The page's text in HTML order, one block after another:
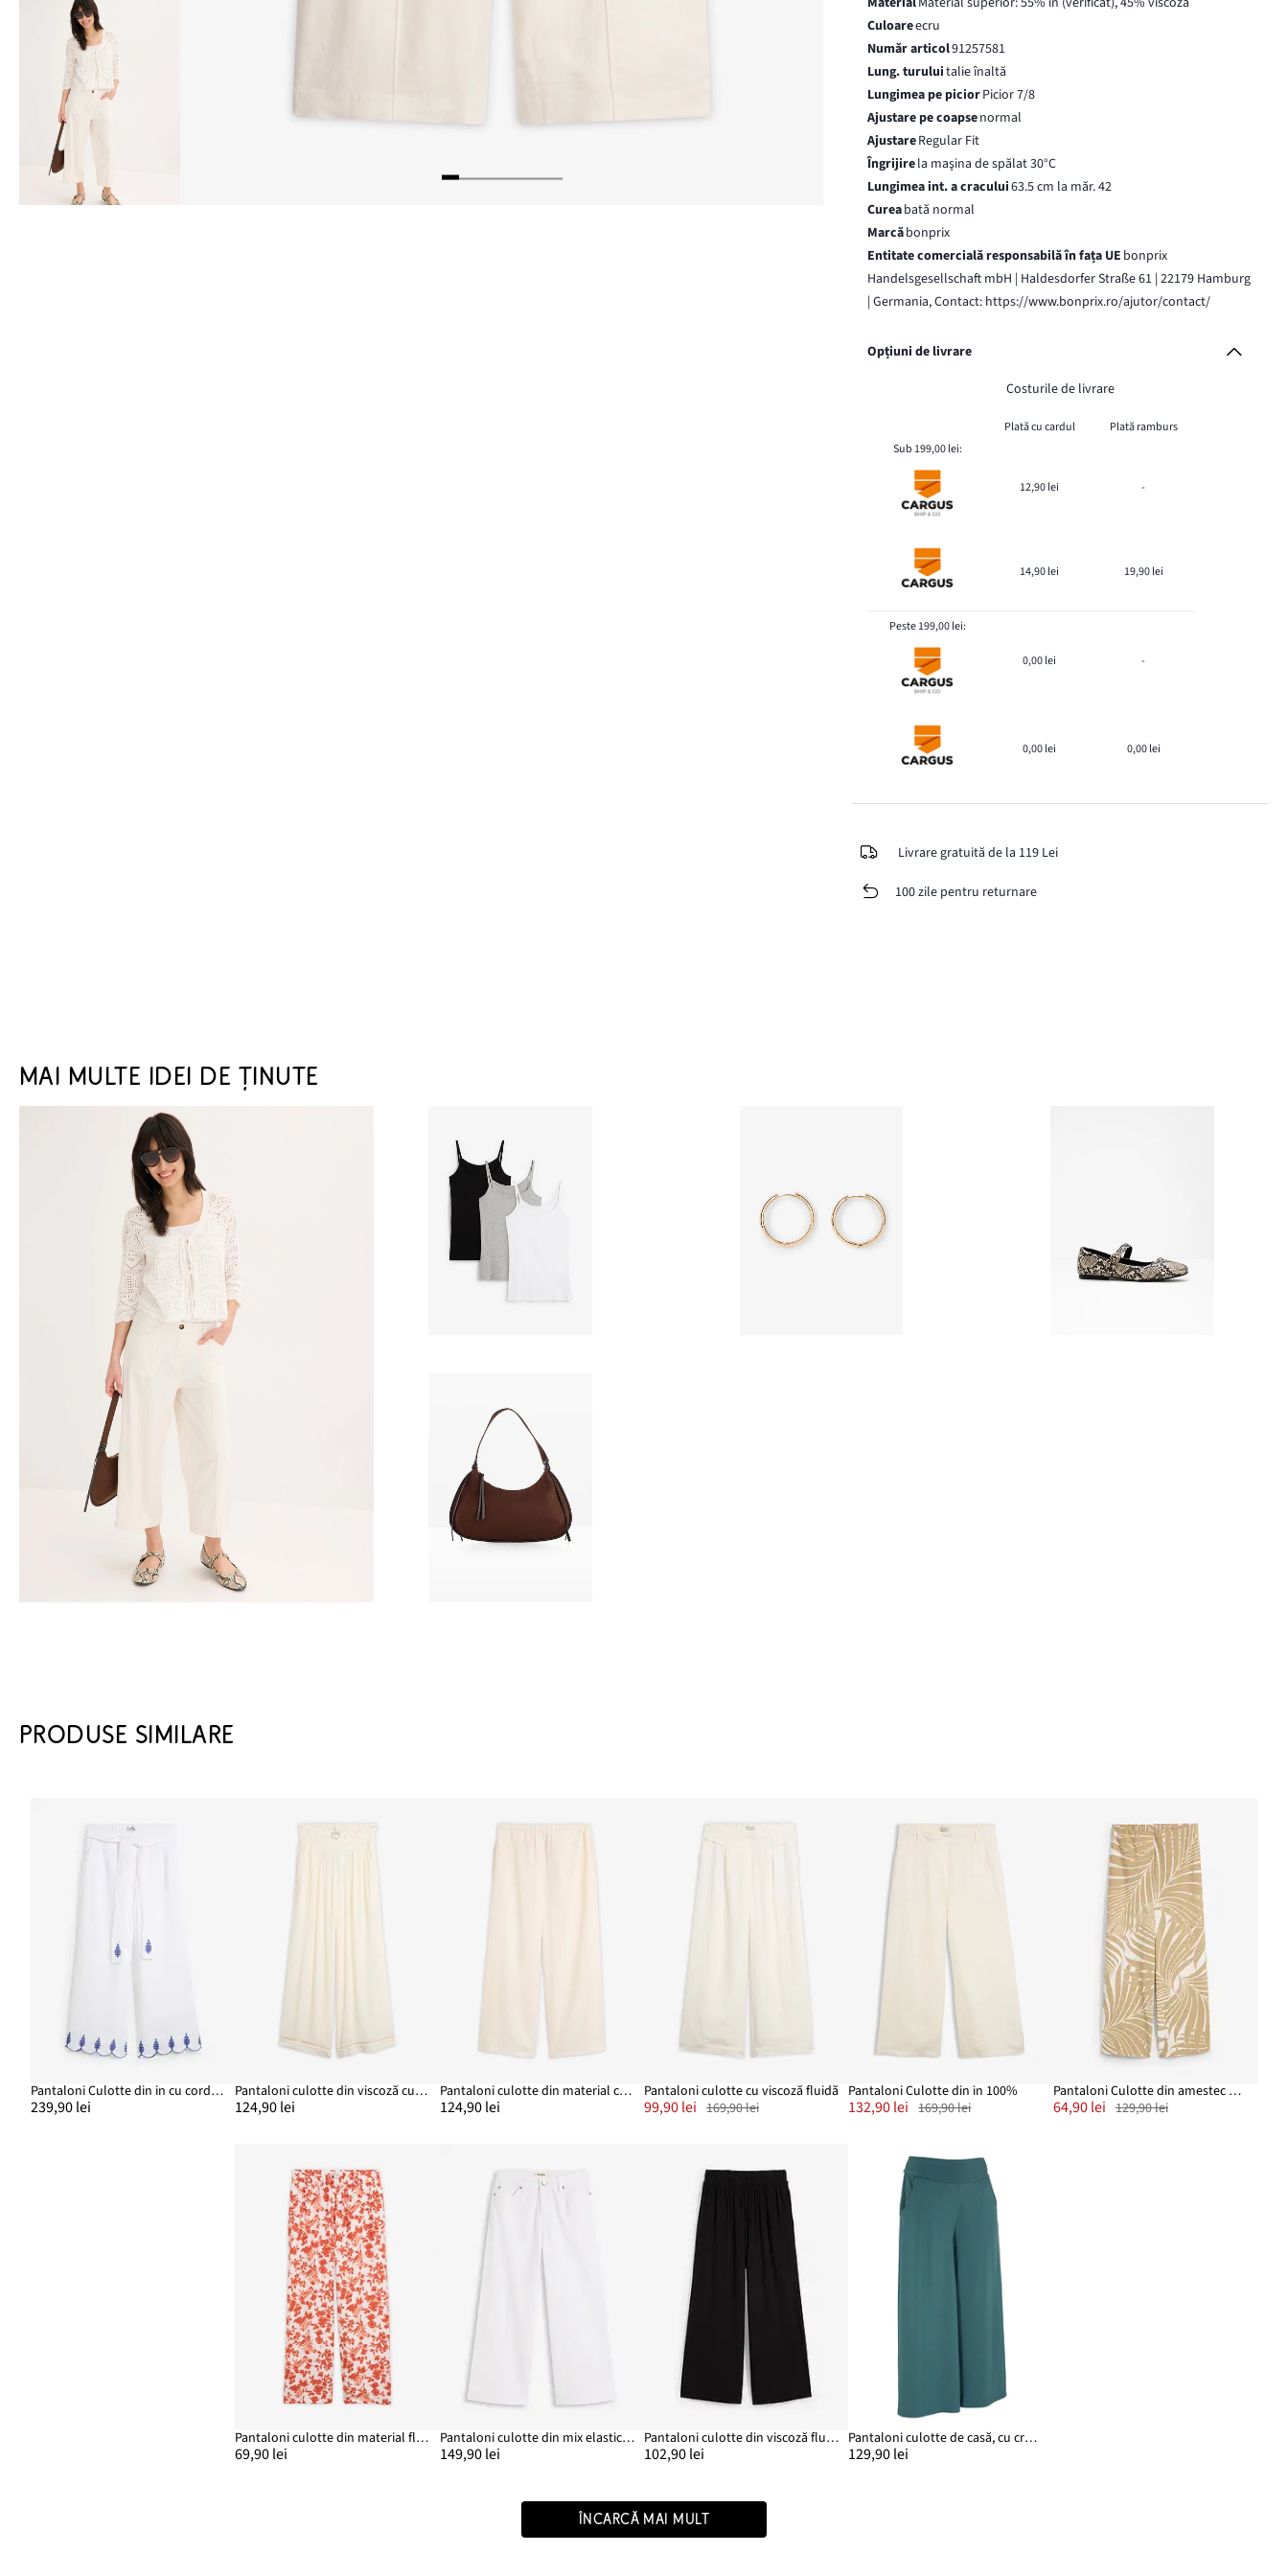
Culoareecru
Număr articol91257581
Lung. turuluitalie înaltă
Lungimea pe piciorPicior 7/8
Ajustare pe coapsenormal
AjustareRegular Fit
Îngrijirela maşina de spălat 30°C
Lungimea int. a cracului63.5 cm la măr. 42
Cureabată normal
Marcăbonprix
Entitate comercială responsabilă în fața UE bonprix
Handelsgesellschaft mbH | Haldesdorfer Straße 61 | 22179 Hamburg
| Germania, Contact: https://www.bonprix.ro/ajutor/contact/
Opțiuni de livrare
Costurile de livrare
Plată cu cardul
Plată ramburs
Sub 199,00 lei:
12,90 lei -
14,90 lei 19,90 lei
Peste 199,00 lei:
0,00 lei -
0,00 lei 0,00 lei
Livrare gratuită de la 119 Lei
100 zile pentru returnare
MAI MULTE IDEI DE ȚINUTE
PRODUSE SIMILARE
Pantaloni Culotte din in cu cordon
239,90 lei
Pantaloni culotte din viscoză cu textură
124,90 lei
Pantaloni culotte din material cu textură
124,90 lei
Pantaloni culotte cu viscoză fluidă
99,90 lei 169,90 lei
Pantaloni Culotte din in 100%
132,90 lei 169,90 lei
Pantaloni Culotte din amestec moale de viscoză
64,90 lei 129,90 lei
Pantaloni culotte din material fluid cu viscoză
69,90 lei
Pantaloni culotte din mix elastic cu bumbac
149,90 lei
Pantaloni culotte din viscoză fluidă
102,90 lei
Pantaloni culotte de casă, cu crac larg
129,90 lei
ÎNCARCĂ MAI MULT